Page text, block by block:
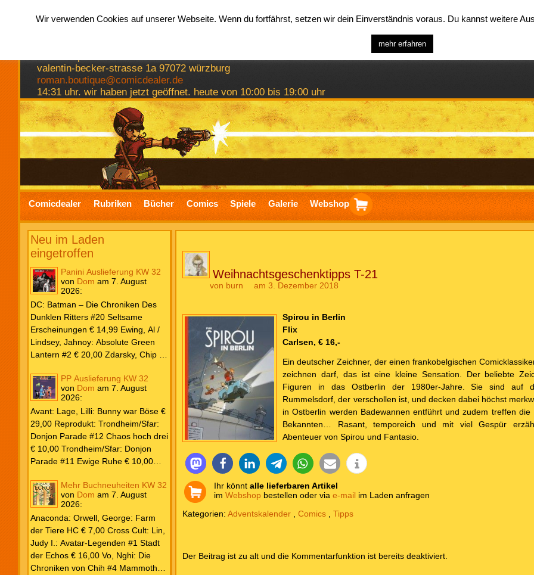
valentin-becker-strasse 1a 97072 würzburg
roman.boutique@comicdealer.de
14:31 uhr. wir haben jetzt geöffnet. heute von 10:00 bis 19:00 uhr
Comicdealer Rubriken Bücher Comics Spiele Galerie Webshop
Neu im Laden
eingetroffen
Panini Auslieferung KW 32
von Dom am 7. August
2026:
DC: Batman – Die Chroniken Des
Dunklen Ritters #20 Seltsame
Erscheinungen € 14,99 Ewing, Al /
Lindsey, Jahnoy: Absolute Green
Lantern #2 € 20,00 Zdarsky, Chip /
Paperback #4 € 35,00 Watters, Dan;
Soy, Dexter: Nightwing 2024 #7 €
Rafa: Absolute Superman #5 € 9,99
Marvel: Marvel Origins Collection
HC #74 Daredevil 7 € 14,99 Ewing,
Al / Gomez, Carlos: Venom (2025)
#3 € 20,00 Andrews, Kaare /
Guggenheim, Marc: Spider-Man &
Wolverine #3 € 9,99 North, Ryan /
Carratu, Vincenzo: Hulk macht alles
kaputt! € 16,00 Ewing, Al / Walker,
Kevin / Various: Marvel – Schwarz
Weiß & Blut #8 … und Gedärme €
26,00 Buscema, Sal / Dematteis, J.
M.: Spektakuläre Spider-Man – Die
PP Auslieferung KW 32
von Dom am 7. August
2026:
Avant: Lage, Lilli: Bunny war Böse €
29,00 Reprodukt: Trondheim/Sfar:
Donjon Parade #12 Chaos hoch drei
€ 10,00 Trondheim/Sfar: Donjon
Parade #11 Ewige Ruhe € 10,00
Neuedition € 35,00 Zauberstern
Comics: Ben’s Bande #4 Aug 2026
Mehr Buchneuheiten KW 32
von Dom am 7. August
2026:
Anaconda: Orwell, George: Farm
der Tiere HC € 7,00 Cross Cult: Lin,
Judy I.: Avatar-Legenden #1 Stadt
der Echos € 16,00 Vo, Nghi: Die
Chroniken von Chih #4 Mammoths
Weihnachtsgeschenktipps T-21
von burn am 3. Dezember 2018
Spirou in Berlin
Flix
Carlsen, € 16,-
Ein deutscher Zeichner, der einen frankobelgischen
zeichnen darf, das ist eine kleine Sensation. Der beliebte
Figuren in das Ostberlin der 1980er-Jahre. Sie sind auf
Rummelsdorf, der verschollen ist, und decken dabei höchst
in Ostberlin werden Badewannen entführt und zudem treffen
Bekannten… Rasant, temporeich und mit viel Gespür
Abenteuer von Spirou und Fantasio.
Ihr könntalle lieferbaren Artikel
imWebshop bestellen oder viae-mail im Laden anfragen
Kategorien:Adventskalender ,Comics ,Tipps
Der Beitrag ist zu alt und die Kommentarfunktion ist bereits deaktiviert.
Wir verwenden Cookies auf unserer Webseite. Wenn du fortfährst, setzen wir dein Einverständnis voraus. Du kannst weitere
mehr erfahren